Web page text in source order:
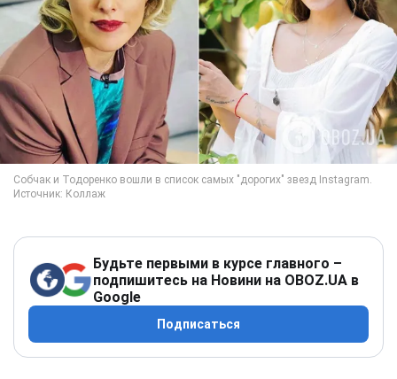
Будьте первыми в курсе главного –
подпишитесь на Новини на OBOZ.UA в
Google
Подписаться